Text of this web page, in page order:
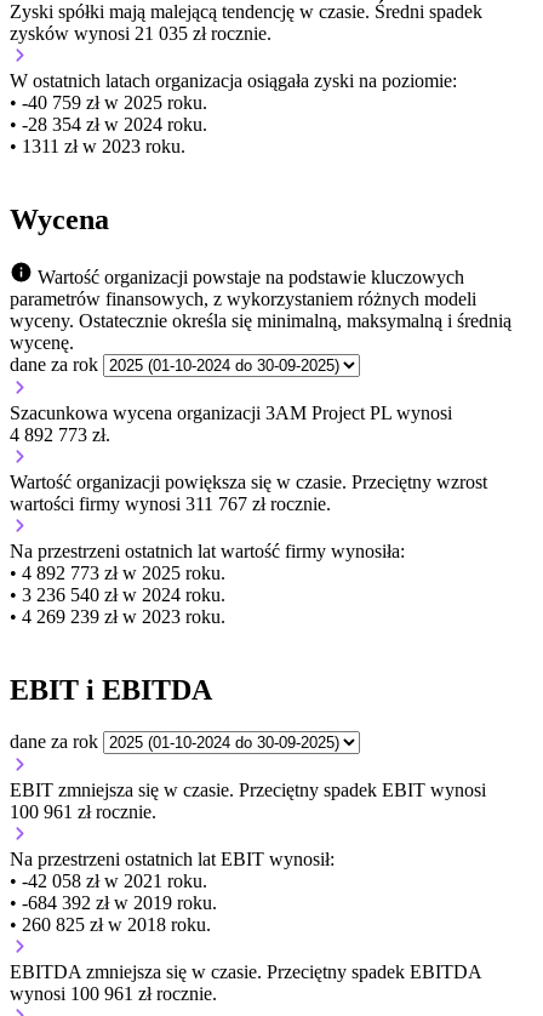
Zyski spółki mają malejącą tendencję w czasie. Średni spadek
zysków wynosi 21 035 zł rocznie.
W ostatnich latach organizacja osiągała zyski na poziomie:
• -40 759 zł w 2025 roku.
• -28 354 zł w 2024 roku.
• 1311 zł w 2023 roku.
Wycena
Wartość organizacji powstaje na podstawie kluczowych
parametrów finansowych, z wykorzystaniem różnych modeli
wyceny. Ostatecznie określa się minimalną, maksymalną i średnią
wycenę.
dane za rok
Szacunkowa wycena organizacji 3AM Project PL wynosi
4 892 773 zł.
Wartość organizacji powiększa się w czasie. Przeciętny wzrost
wartości firmy wynosi 311 767 zł rocznie.
Na przestrzeni ostatnich lat wartość firmy wynosiła:
• 4 892 773 zł w 2025 roku.
• 3 236 540 zł w 2024 roku.
• 4 269 239 zł w 2023 roku.
EBIT i EBITDA
dane za rok
EBIT zmniejsza się w czasie. Przeciętny spadek EBIT wynosi
100 961 zł rocznie.
Na przestrzeni ostatnich lat EBIT wynosił:
• -42 058 zł w 2021 roku.
• -684 392 zł w 2019 roku.
• 260 825 zł w 2018 roku.
EBITDA zmniejsza się w czasie. Przeciętny spadek EBITDA
wynosi 100 961 zł rocznie.